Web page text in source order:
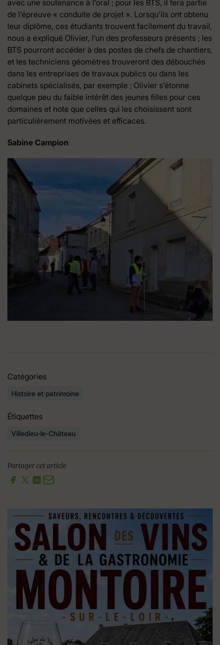
avec une soutenance à l’oral ; pour les BTS, il fera partie
de l’épreuve « conduite de projet ». Lorsqu’ils ont obtenu
leur diplôme, ces étudiants trouvent facilement du travail,
nous a expliqué Olivier, l’un des professeurs présents ; les
BTS pourront accéder à des postes de chefs de chantiers,
et les techniciens géomètres trouveront des débouchés
dans les entreprises de travaux publics ou dans les
cabinets spécialisés, par exemple ; Olivier s’étonne
quelque peu du faible intérêt des jeunes filles pour ces
domaines et note que celles qui les choisissent sont
particulièrement motivées et efficaces.
Sabine Campion
Catégories
Histoire et patrimoine
Étiquettes
Villedieu-le-Château
Partager cet article